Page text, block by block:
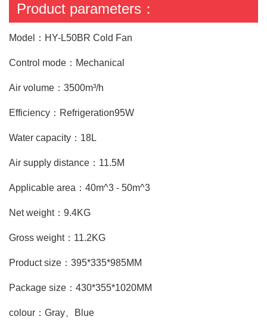
Product parameters：
Model：HY-L50BR Cold Fan
Control mode：Mechanical
Air volume：3500m³/h
Efficiency：Refrigeration95W
Water capacity：18L
Air supply distance：11.5M
Applicable area：40m^3 - 50m^3
Net weight：9.4KG
Gross weight：11.2KG
Product size：395*335*985MM
Package size：430*355*1020MM
colour：Gray、Blue